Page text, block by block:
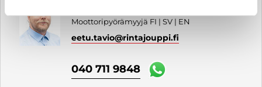
Moottoripyörämyyjä FI | SV | EN
eetu.tavio@rintajouppi.fi
040 711 9848